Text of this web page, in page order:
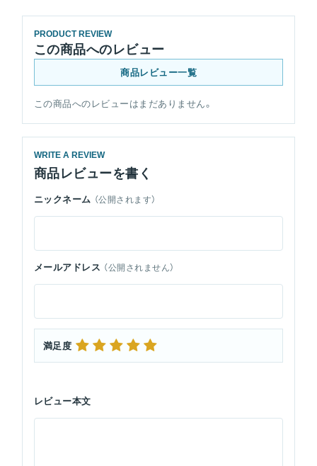
PRODUCT REVIEW
この商品へのレビュー
商品レビュー一覧
この商品へのレビューはまだありません。
WRITE A REVIEW
商品レビューを書く
ニックネーム （公開されます）
メールアドレス （公開されません）
満足度
レビュー本文